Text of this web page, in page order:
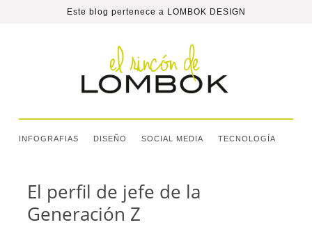
Este blog pertenece a LOMBOK DESIGN
INFOGRAFIAS DISEÑO SOCIAL MEDIA TECNOLOGÍA
El perfil de jefe de la
Generación Z